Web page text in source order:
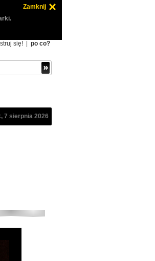
Zamknij
się! po co?
7 sierpnia 2026